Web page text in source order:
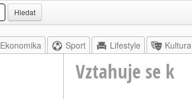
Hledat
Ekonomika Sport Lifestyle Kultura
Vztahuje se k